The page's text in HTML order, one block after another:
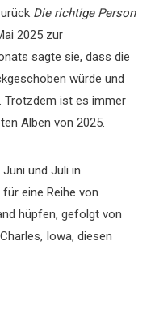
Die richtige Person
2025 zur
sagte sie, dass die
würde und
Trotzdem ist es immer
Alben von 2025.
und Juli in
eine Reihe von
hüpfen, gefolgt von
Iowa, diesen